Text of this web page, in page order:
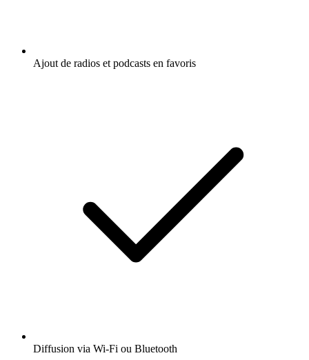
Ajout de radios et podcasts en favoris
Diffusion via Wi-Fi ou Bluetooth